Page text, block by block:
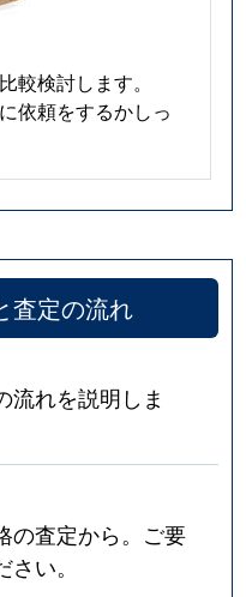
較検討します。
依頼をするかしっ
査定の流れ
流れを説明しま
の査定から。ご要
い。